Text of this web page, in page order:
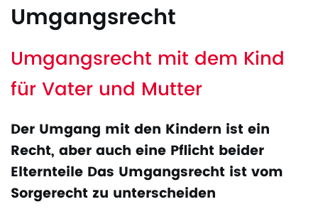
Umgangsrecht
Umgangsrecht mit dem Kind
für Vater und Mutter
Der Umgang mit den Kindern ist ein
Recht, aber auch eine Pflicht beider
Elternteile Das Umgangsrecht ist vom
Sorgerecht zu unterscheiden